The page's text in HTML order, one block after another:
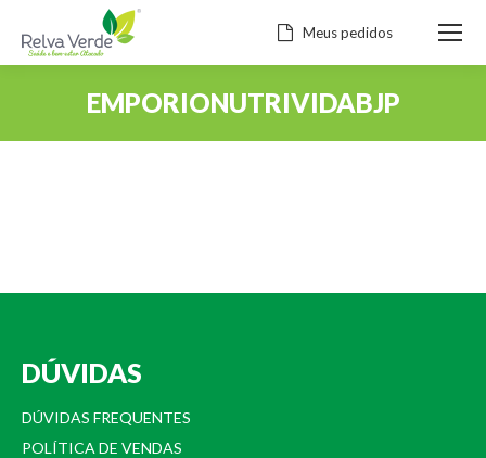
Meus pedidos
EMPORIONUTRIVIDABJP
DÚVIDAS
DÚVIDAS FREQUENTES
POLÍTICA DE VENDAS